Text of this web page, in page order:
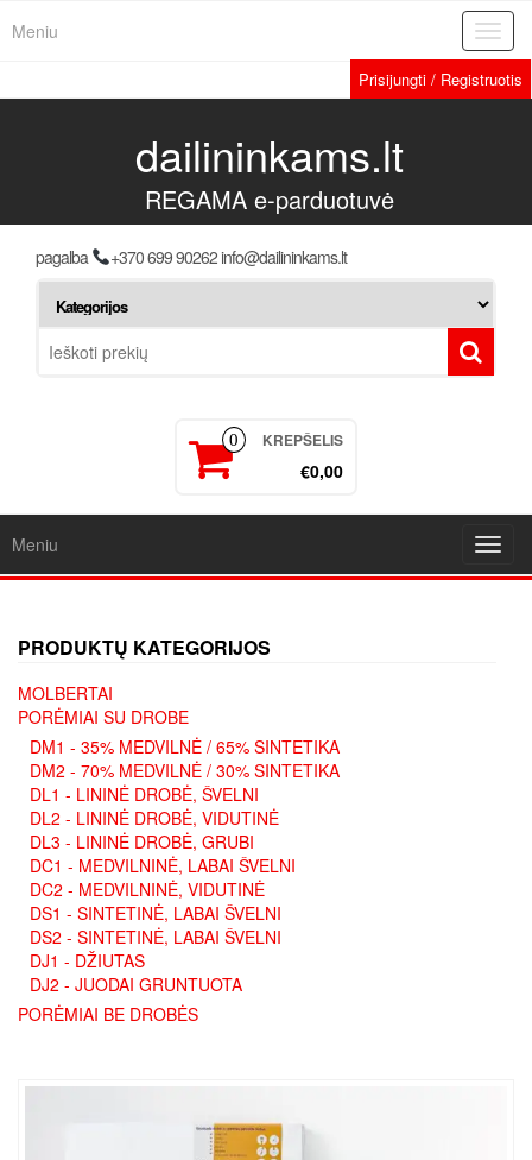
Meniu
Prisijungti / Registruotis
dailininkams.lt
REGAMA e-parduotuvė
pagalba +370 699 90262 info@dailininkams.lt
0 KREPŠELIS
€0,00
Meniu
PRODUKTŲ KATEGORIJOS
MOLBERTAI
PORĖMIAI SU DROBE
DM1 - 35% MEDVILNĖ / 65% SINTETIKA
DM2 - 70% MEDVILNĖ / 30% SINTETIKA
DL1 - LININĖ DROBĖ, ŠVELNI
DL2 - LININĖ DROBĖ, VIDUTINĖ
DL3 - LININĖ DROBĖ, GRUBI
DC1 - MEDVILNINĖ, LABAI ŠVELNI
DC2 - MEDVILNINĖ, VIDUTINĖ
DS1 - SINTETINĖ, LABAI ŠVELNI
DS2 - SINTETINĖ, LABAI ŠVELNI
DJ1 - DŽIUTAS
DJ2 - JUODAI GRUNTUOTA
PORĖMIAI BE DROBĖS